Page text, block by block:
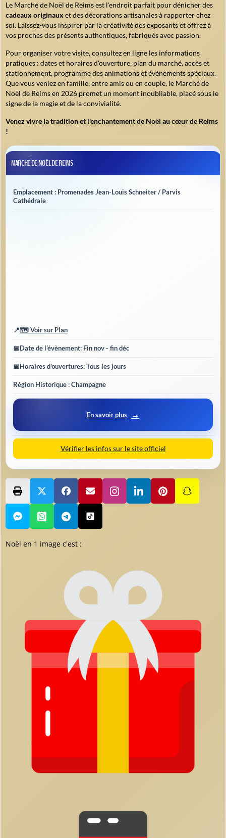
Le Marché de Noël de Reims est l'endroit parfait pour dénicher des
cadeaux originaux et des décorations artisanales à rapporter chez
soi. Laissez-vous inspirer par la créativité des exposants et offrez à
vos proches des présents authentiques, fabriqués avec passion.
Pour organiser votre visite, consultez en ligne les informations
pratiques : dates et horaires d'ouverture, plan du marché, accès et
stationnement, programme des animations et événements spéciaux.
Que vous veniez en famille, entre amis ou en couple, le Marché de
Noël de Reims en 2026 promet un moment inoubliable, placé sous le
signe de la magie et de la convivialité.
Venez vivre la tradition et l'enchantement de Noël au cœur de Reims
!
MARCHÉ DE NOËL DE REIMS
Emplacement : Promenades Jean-Louis Schneiter / Parvis
Cathédrale
📍🗺️ Voir sur Plan
📅Date de l'évènement: Fin nov - fin déc
📅Horaires d'ouvertures: Tous les jours
Région Historique : Champagne
En savoir plus
Vérifier les infos sur le site officiel
Noël en 1 image c'est :